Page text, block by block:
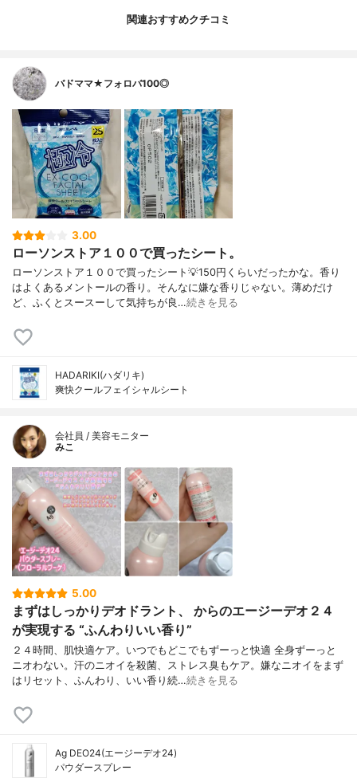
関連おすすめクチコミ
バドママ★フォロバ100◎
3.00
ローソンストア１００で買ったシート。
ローソンストア１００で買ったシート💡150円くらいだったかな。香り
はよくあるメントールの香り。そんなに嫌な香りじゃない。薄めだけ
ど、ふくとスースーして気持ちが良…続きを見る
HADARIKI(ハダリキ)
爽快クールフェイシャルシート
会社員 / 美容モニター
みこ
5.00
まずはしっかりデオドラント、 からのエージーデオ２４
が実現する “ふんわりいい香り”
２４時間、肌快適ケア。いつでもどこでもずーっと快適 全身ずーっと
ニオわない。汗のニオイを殺菌、ストレス臭もケア。嫌なニオイをまず
はリセット、ふんわり、いい香り続…続きを見る
Ag DEO24(エージーデオ24)
パウダースプレー